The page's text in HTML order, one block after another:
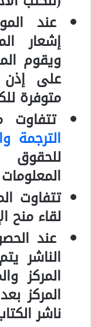
عند
إشعار
ويقوم
على
متوفرة
الترجمة
تتفاوت
لقاء منح
عند
الناشر
المركز
المركز
ناشر